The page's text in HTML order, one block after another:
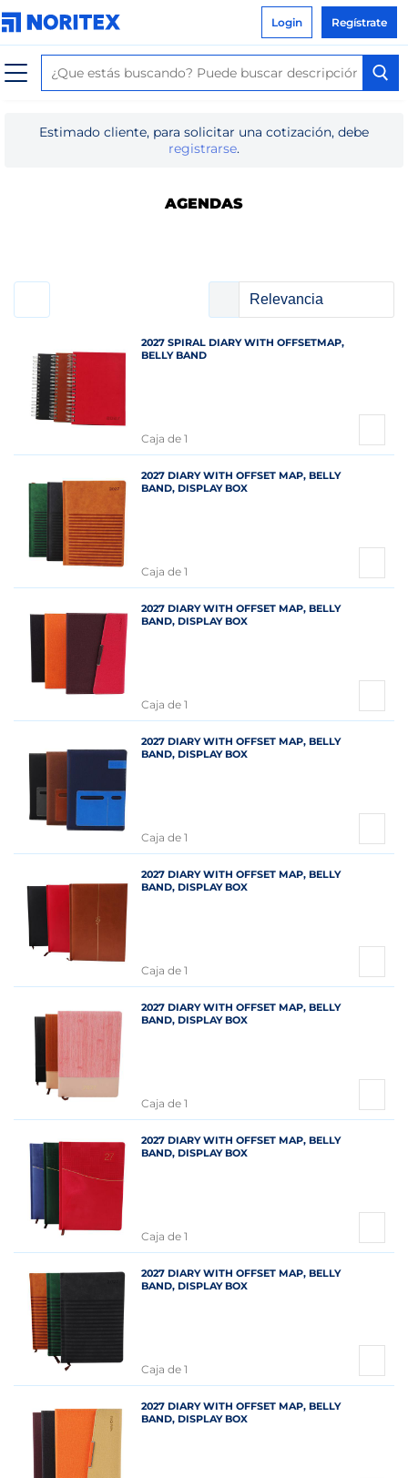
Login Regístrate
Estimado cliente, para solicitar una cotización, debe
registrarse.
AGENDAS
2027 SPIRAL DIARY WITH OFFSETMAP,
BELLY BAND
Caja de 1
2027 DIARY WITH OFFSET MAP, BELLY
BAND, DISPLAY BOX
Caja de 1
2027 DIARY WITH OFFSET MAP, BELLY
BAND, DISPLAY BOX
Caja de 1
2027 DIARY WITH OFFSET MAP, BELLY
BAND, DISPLAY BOX
Caja de 1
2027 DIARY WITH OFFSET MAP, BELLY
BAND, DISPLAY BOX
Caja de 1
2027 DIARY WITH OFFSET MAP, BELLY
BAND, DISPLAY BOX
Caja de 1
2027 DIARY WITH OFFSET MAP, BELLY
BAND, DISPLAY BOX
Caja de 1
2027 DIARY WITH OFFSET MAP, BELLY
BAND, DISPLAY BOX
Caja de 1
2027 DIARY WITH OFFSET MAP, BELLY
BAND, DISPLAY BOX